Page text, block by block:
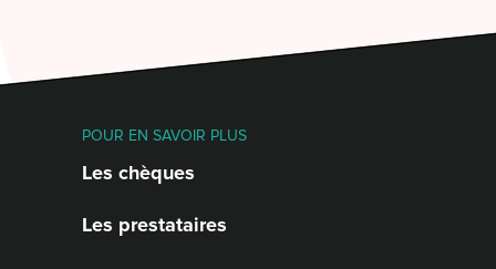
POUR EN SAVOIR PLUS
Les chèques
Les prestataires